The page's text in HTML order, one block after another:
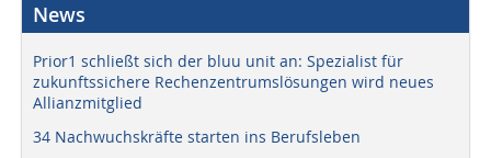
News
Prior1 schließt sich der bluu unit an: Spezialist für
zukunftssichere Rechenzentrumslösungen wird neues
Allianzmitglied
34 Nachwuchskräfte starten ins Berufsleben